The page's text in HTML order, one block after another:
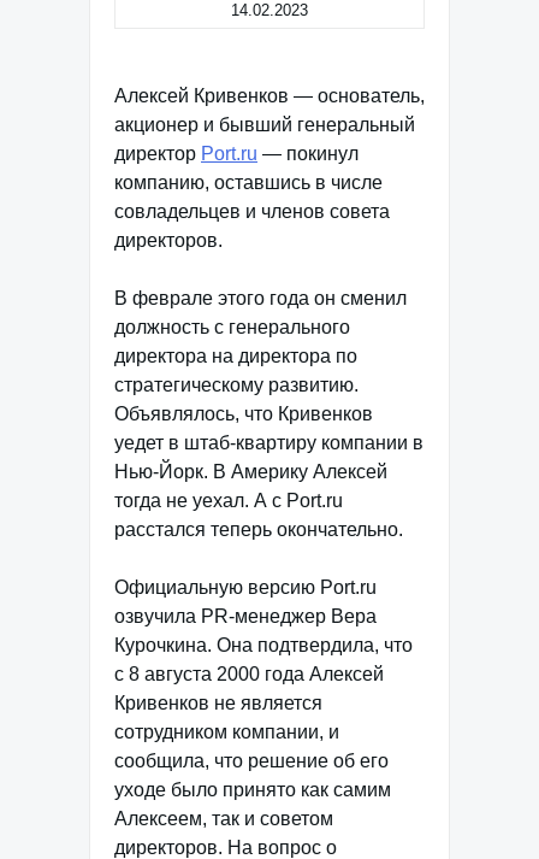
14.02.2023
Алексей Кривенков — основатель,
акционер и бывший генеральный
директор Port.ru — покинул
компанию, оставшись в числе
совладельцев и членов совета
директоров.
В феврале этого года он сменил
должность с генерального
директора на директора по
стратегическому развитию.
Объявлялось, что Кривенков
уедет в штаб-квартиру компании в
Нью-Йорк. В Америку Алексей
тогда не уехал. А с Port.ru
расстался теперь окончательно.
Официальную версию Port.ru
озвучила PR-менеджер Вера
Курочкина. Она подтвердила, что
с 8 августа 2000 года Алексей
Кривенков не является
сотрудником компании, и
сообщила, что решение об его
уходе было принято как самим
Алексеем, так и советом
директоров. На вопрос о